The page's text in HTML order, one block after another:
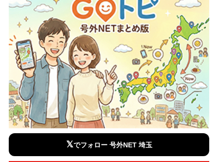
𝕏でフォロー 号外NET 埼玉